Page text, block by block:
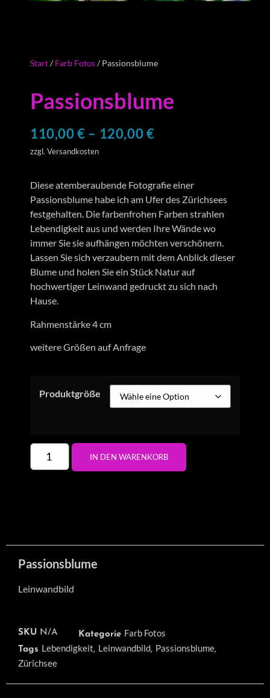
Start/ Farb Fotos/ Passionsblume
Passionsblume
110,00€ – 120,00€
zzgl. Versandkosten
Diese atemberaubende Fotografie einer
Passionsblume habe ich am Ufer des Zürichsees
festgehalten. Die farbenfrohen Farben strahlen
Lebendigkeit aus und werden Ihre Wände wo
immer Sie sie aufhängen möchten verschönern.
Lassen Sie sich verzaubern mit dem Anblick dieser
Blume und holen Sie ein Stück Natur auf
hochwertiger Leinwand gedruckt zu sich nach
Hause.
Rahmenstärke 4 cm
weitere Größen auf Anfrage
Produktgröße
IN DEN WARENKORB
Passionsblume
Leinwandbild
SKU N/A Kategorie Farb Fotos
Tags Lebendigkeit, Leinwandbild, Passionsblume,
Zürichsee